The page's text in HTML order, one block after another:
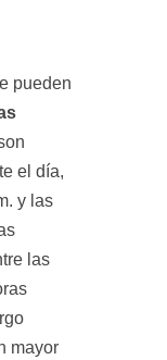
pueden
el día,
y las
las
mayor